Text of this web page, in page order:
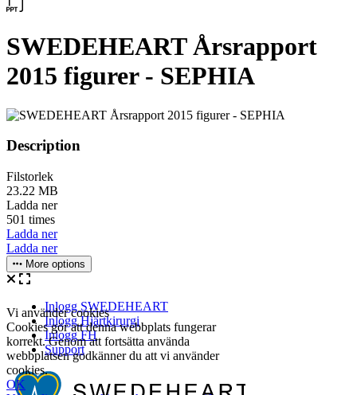
SWEDEHEART Årsrapport
2015 figurer - SEPHIA
Description
Filstorlek
23.22 MB
Ladda ner
501 times
Ladda ner
Ladda ner
More options